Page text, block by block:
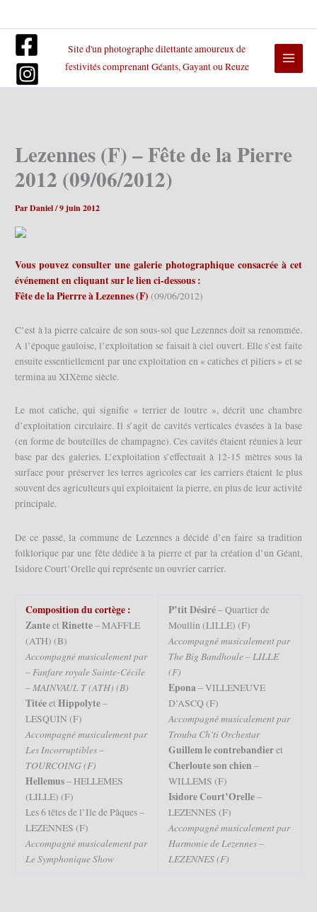
contenu
Site d'un photographe dilettante amoureux de
festivités comprenant Géants, Gayant ou Reuze
Lezennes (F) – Fête de la Pierre
2012 (09/06/2012)
ParDaniel/9 juin 2012
Vous pouvez consulter une galerie photographique consacrée à cet
événement en cliquant sur le lien ci-dessous :
Fête de la Pierrre à Lezennes (F) (09/06/2012)
C’est à la pierre calcaire de son sous-sol que Lezennes doit sa renommée.
A l’époque gauloise, l’exploitation se faisait à ciel ouvert. Elle s’est faite
ensuite essentiellement par une exploitation en « catiches et piliers » et se
termina au XIXème siècle.
Le mot catiche, qui signifie « terrier de loutre », décrit une chambre
d’exploitation circulaire. Il s’agit de cavités verticales évasées à la base
(en forme de bouteilles de champagne). Ces cavités étaient réunies à leur
base par des galeries. L’exploitation s’effectuait à 12-15 mètres sous la
surface pour préserver les terres agricoles car les carriers étaient le plus
souvent des agriculteurs qui exploitaient la pierre, en plus de leur activité
principale.
De ce passé, la commune de Lezennes a décidé d’en faire sa tradition
folklorique par une fête dédiée à la pierre et par la création d’un Géant,
Isidore Court’Orelle qui représente un ouvrier carrier.
Composition du cortège :
Zanteet Rinette– MAFFLE
(ATH) (B)
Accompagné musicalement par
– Fanfare royale Sainte-Cécile
– MAINVAUL T (ATH) (B)
Titéeet Hippolyte–
LESQUIN (F)
Accompagné musicalement par
Les Incorruptibles –
TOURCOING (F)
Hellemus– HELLEMES
(LILLE) (F)
Les 6 têtes de l’Ile de Pâques –
LEZENNES (F)
Accompagné musicalement par
Le Symphonique Show
P’tit Désiré– Quartier de
Moullin (LILLE) (F)
Accompagné musicalement par
The Big Bandhoule – LILLE
(F)
Epona– VILLENEUVE
D’ASCQ (F)
Accompagné musicalement par
Trouba Ch’ti Orchestar
Guillem le contrebandieret
Cherloute son chien –
WILLEMS (F)
Isidore Court’Orelle–
LEZENNES (F)
Accompagné musicalement par
Harmonie de Lezennes –
LEZENNES (F)